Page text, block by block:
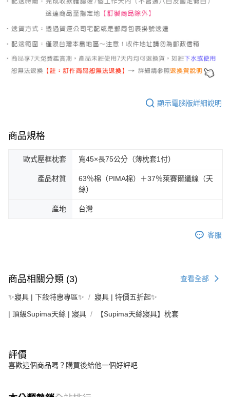
顯示電腦版詳細說明
商品規格
歐式壓框枕套 寬45×長75公分（薄枕套1付）
產品材質
63％棉（PIMA棉）＋37％萊賽爾纖線（天
絲）
產地 台灣
客服
商品相關分類 (3) 查看全部
✨寢具 | 下殺特惠專區✨ 寢具 | 特價五折起✨
| 頂級Supima天絲 | 寢具 【Supima天絲寢具】枕套
評價
喜歡這個商品嗎？購買後給他一個好評吧